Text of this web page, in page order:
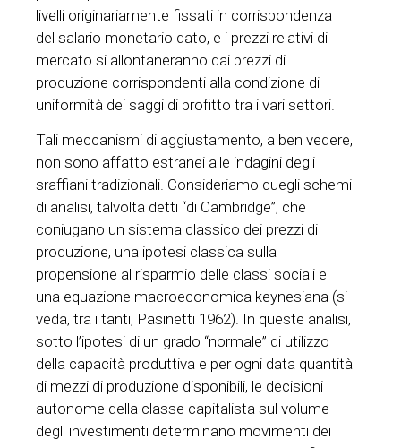
livelli originariamente fissati in corrispondenza
del salario monetario dato, e i prezzi relativi di
mercato si allontaneranno dai prezzi di
produzione corrispondenti alla condizione di
uniformità dei saggi di profitto tra i vari settori.
Tali meccanismi di aggiustamento, a ben vedere,
non sono affatto estranei alle indagini degli
sraffiani tradizionali. Consideriamo quegli schemi
di analisi, talvolta detti “di Cambridge”, che
coniugano un sistema classico dei prezzi di
produzione, una ipotesi classica sulla
propensione al risparmio delle classi sociali e
una equazione macroeconomica keynesiana (si
veda, tra i tanti, Pasinetti 1962). In queste analisi,
sotto l’ipotesi di un grado “normale” di utilizzo
della capacità produttiva e per ogni data quantità
di mezzi di produzione disponibili, le decisioni
autonome della classe capitalista sul volume
degli investimenti determinano movimenti dei